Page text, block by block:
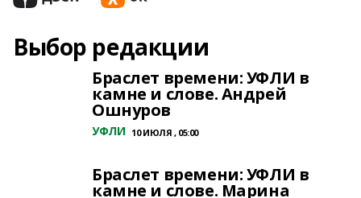
Выбор редакции
Браслет времени: УФЛИ в
камне и слове. Андрей
Ошнуров
УФЛИ 10 ИЮЛЯ , 05:00
Браслет времени: УФЛИ в
камне и слове. Марина